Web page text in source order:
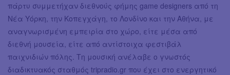
πάρτυ συμμετήχαν διεθνούς φήμης game designers από τη
Νέα Υόρκη, την Κοπεγχάγη, το Λονδίνο και την Αθήνα, με
αναγνωρισμένη εμπειρία στο χώρο, είτε μέσα από
διεθνή μουσεία, είτε από αντίστοιχα φεστιβάλ
παιχνιδιών πόλης. Τη μουσική ανέλαβε ο γνωστός
διαδικτυακός σταθμός tripradio.gr που έχει στο ενεργητικό